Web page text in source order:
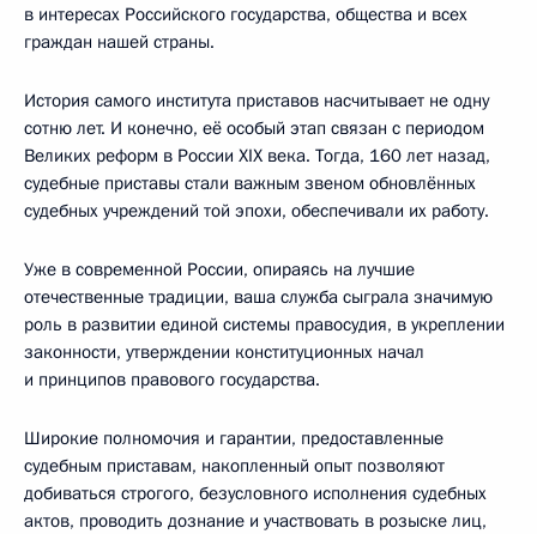
в интересах Российского государства, общества и всех
граждан нашей страны.
История самого института приставов насчитывает не одну
сотню лет. И конечно, её особый этап связан с периодом
Великих реформ в России XIX века. Тогда, 160 лет назад,
судебные приставы стали важным звеном обновлённых
судебных учреждений той эпохи, обеспечивали их работу.
Уже в современной России, опираясь на лучшие
отечественные традиции, ваша служба сыграла значимую
роль в развитии единой системы правосудия, в укреплении
законности, утверждении конституционных начал
и принципов правового государства.
Широкие полномочия и гарантии, предоставленные
судебным приставам, накопленный опыт позволяют
добиваться строгого, безусловного исполнения судебных
актов, проводить дознание и участвовать в розыске лиц,